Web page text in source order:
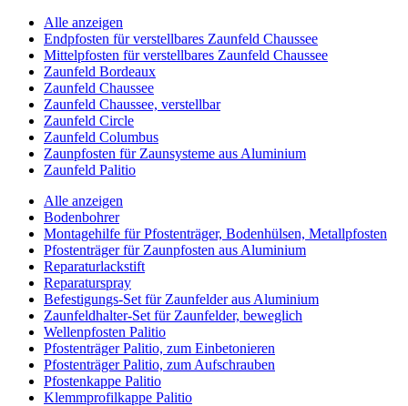
Alle anzeigen
Endpfosten für verstellbares Zaunfeld Chaussee
Mittelpfosten für verstellbares Zaunfeld Chaussee
Zaunfeld Bordeaux
Zaunfeld Chaussee
Zaunfeld Chaussee, verstellbar
Zaunfeld Circle
Zaunfeld Columbus
Zaunpfosten für Zaunsysteme aus Aluminium
Zaunfeld Palitio
Alle anzeigen
Bodenbohrer
Montagehilfe für Pfostenträger, Bodenhülsen, Metallpfosten
Pfostenträger für Zaunpfosten aus Aluminium
Reparaturlackstift
Reparaturspray
Befestigungs-Set für Zaunfelder aus Aluminium
Zaunfeldhalter-Set für Zaunfelder, beweglich
Wellenpfosten Palitio
Pfostenträger Palitio, zum Einbetonieren
Pfostenträger Palitio, zum Aufschrauben
Pfostenkappe Palitio
Klemmprofilkappe Palitio